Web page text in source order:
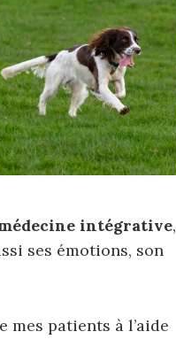
intégrative,
ses émotions, son
mes patients à l’aide